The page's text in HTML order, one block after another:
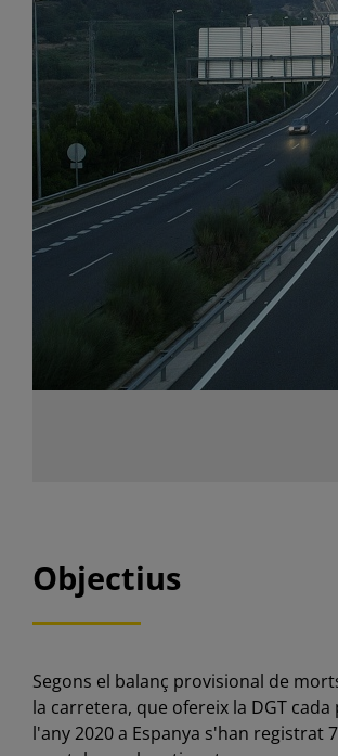
Objectius
Segons el balanç provisional de
la carretera, que ofereix la DGT
l'any 2020 a Espanya s'han registrat